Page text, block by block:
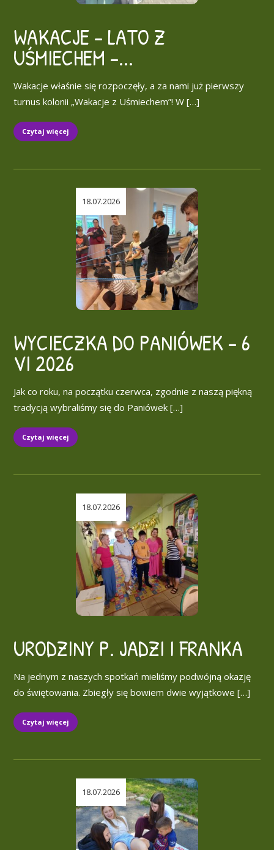
WAKACJE – LATO Z
UŚMIECHEM –...
Wakacje właśnie się rozpoczęły, a za nami już pierwszy
turnus kolonii „Wakacje z Uśmiechem”! W […]
Czytaj więcej
18.07.2026
WYCIECZKA DO PANIÓWEK – 6
VI 2026
Jak co roku, na początku czerwca, zgodnie z naszą piękną
tradycją wybraliśmy się do Paniówek […]
Czytaj więcej
18.07.2026
URODZINY P. JADZI I FRANKA
Na jednym z naszych spotkań mieliśmy podwójną okazję
do świętowania. Zbiegły się bowiem dwie wyjątkowe […]
Czytaj więcej
18.07.2026